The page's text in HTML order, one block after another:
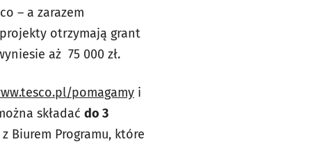
– a zarazem
otrzymają grant
aż 75 000 zł.
pomagamy i
składać do 3
Biurem Programu, które